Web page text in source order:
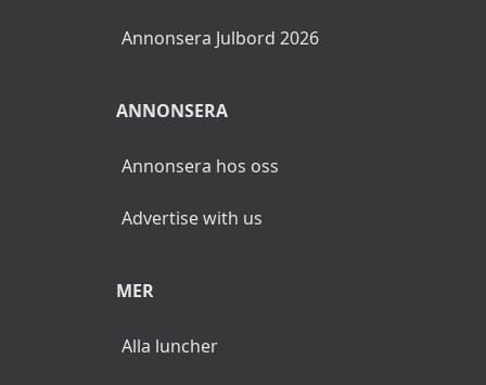
Annonsera Julbord 2026
ANNONSERA
Annonsera hos oss
Advertise with us
MER
Alla luncher